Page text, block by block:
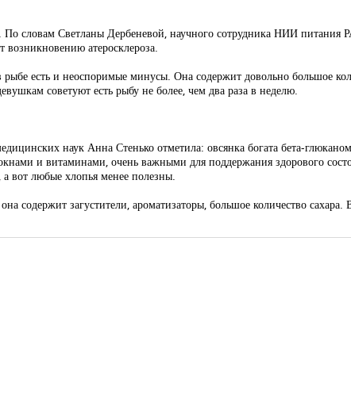
словам Светланы Дербеневой, научного сотрудника НИИ питания
возникновению атеросклероза.
есть и неоспоримые минусы. Она содержит довольно большое
советуют есть рыбу не более, чем два раза в неделю.
наук Анна Стенько отметила: овсянка богата бета-
и витаминами, очень важными для поддержания здорового
вот любые хлопья менее полезны.
содержит загустители, ароматизаторы, большое количество